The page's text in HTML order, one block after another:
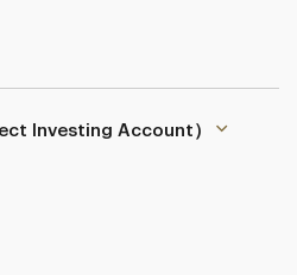
Investing Account）